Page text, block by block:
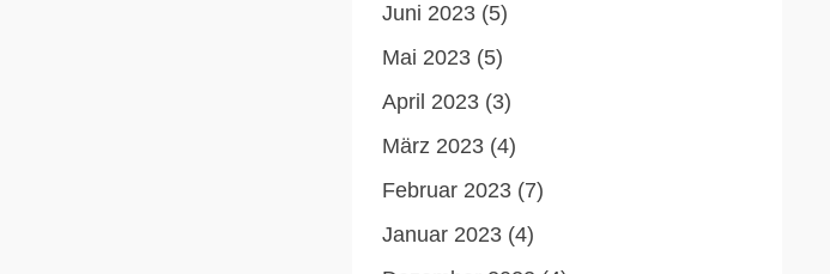
Juni 2023(5)
Mai 2023(5)
April 2023(3)
März 2023(4)
Februar 2023(7)
Januar 2023(4)